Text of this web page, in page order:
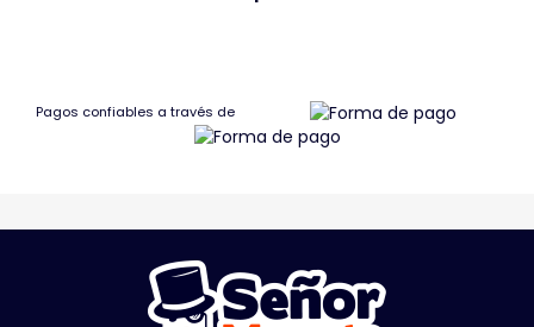
Pagos confiables a través de